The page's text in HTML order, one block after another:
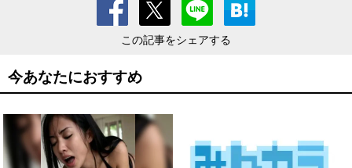
この記事をシェアする
今あなたにおすすめ